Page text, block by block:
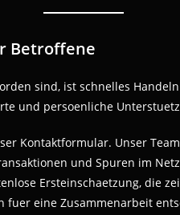
Betroffene
sind, ist schnelles
und persoenliche
Kontaktformular. Unser
und Spuren im
Ersteinschaetzung, die
fuer eine Zusammenarbeit